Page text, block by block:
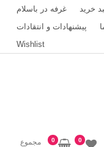
خرید
غرفه در باسلام
پیشنهادات و انتقادات
Wishlist
0
0
مجموع